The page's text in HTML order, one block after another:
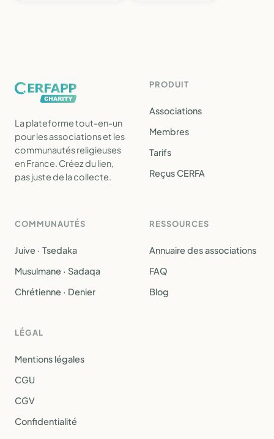
La plateforme tout-en-un
pour les associations et les
communautés religieuses
en France. Créez du lien,
pas juste de la collecte.
PRODUIT
Associations
Membres
Tarifs
Reçus CERFA
COMMUNAUTÉS
Juive · Tsedaka
Musulmane · Sadaqa
Chrétienne · Denier
RESSOURCES
Annuaire des associations
FAQ
Blog
LÉGAL
Mentions légales
CGU
CGV
Confidentialité